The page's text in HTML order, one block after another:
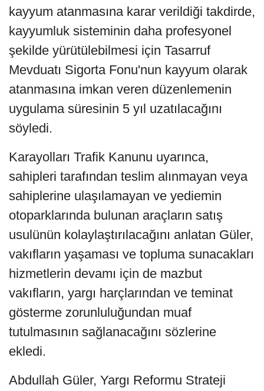
kayyum atanmasına karar verildiği takdirde,
kayyumluk sisteminin daha profesyonel
şekilde yürütülebilmesi için Tasarruf
Mevduatı Sigorta Fonu'nun kayyum olarak
atanmasına imkan veren düzenlemenin
uygulama süresinin 5 yıl uzatılacağını
söyledi.
Karayolları Trafik Kanunu uyarınca,
sahipleri tarafından teslim alınmayan veya
sahiplerine ulaşılamayan ve yediemin
otoparklarında bulunan araçların satış
usulünün kolaylaştırılacağını anlatan Güler,
vakıfların yaşaması ve topluma sunacakları
hizmetlerin devamı için de mazbut
vakıfların, yargı harçlarından ve teminat
gösterme zorunluluğundan muaf
tutulmasının sağlanacağını sözlerine
ekledi.
Abdullah Güler, Yargı Reformu Strateji